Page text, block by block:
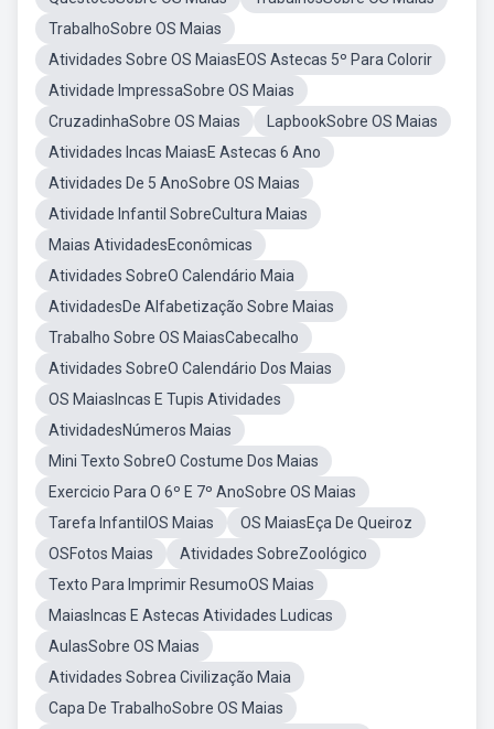
TrabalhoSobre OS Maias
Atividades Sobre OS MaiasEOS Astecas 5º Para Colorir
Atividade ImpressaSobre OS Maias
CruzadinhaSobre OS Maias
LapbookSobre OS Maias
Atividades Incas MaiasE Astecas 6 Ano
Atividades De 5 AnoSobre OS Maias
Atividade Infantil SobreCultura Maias
Maias AtividadesEconômicas
Atividades SobreO Calendário Maia
AtividadesDe Alfabetização Sobre Maias
Trabalho Sobre OS MaiasCabecalho
Atividades SobreO Calendário Dos Maias
OS MaiasIncas E Tupis Atividades
AtividadesNúmeros Maias
Mini Texto SobreO Costume Dos Maias
Exercicio Para O 6º E 7º AnoSobre OS Maias
Tarefa InfantilOS Maias
OS MaiasEça De Queiroz
OSFotos Maias
Atividades SobreZoológico
Texto Para Imprimir ResumoOS Maias
MaiasIncas E Astecas Atividades Ludicas
AulasSobre OS Maias
Atividades Sobrea Civilização Maia
Capa De TrabalhoSobre OS Maias